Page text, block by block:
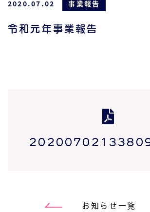
2020.07.02 事業報告
令和元年事業報告
お知らせ一覧